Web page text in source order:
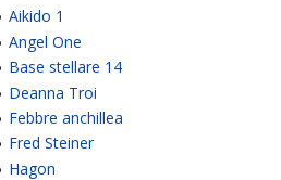
Aikido 1
Angel One
Base stellare 14
Deanna Troi
Febbre anchillea
Fred Steiner
Hagon